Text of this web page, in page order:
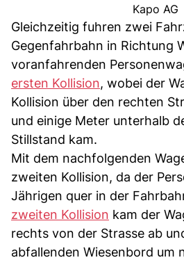
Kapo AG
Gleichzeitig fuhren zwei
Gegenfahrbahn in Richtung
voranfahrenden
ersten Kollision, wobei der
Kollision über den rechten
und einige Meter unterhalb
Stillstand kam.
Mit dem nachfolgenden
zweiten Kollision, da der
Jährigen quer in der
zweiten Kollision kam der
rechts von der Strasse ab
abfallenden Wiesenbord um